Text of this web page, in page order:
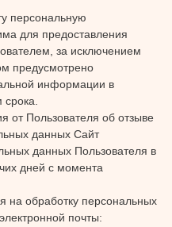
персональную
для предоставления
за исключением
предусмотрено
информации в
от Пользователя об отзыве
данных Сайт
данных Пользователя в
дней с момента
на обработку персональных
почты: